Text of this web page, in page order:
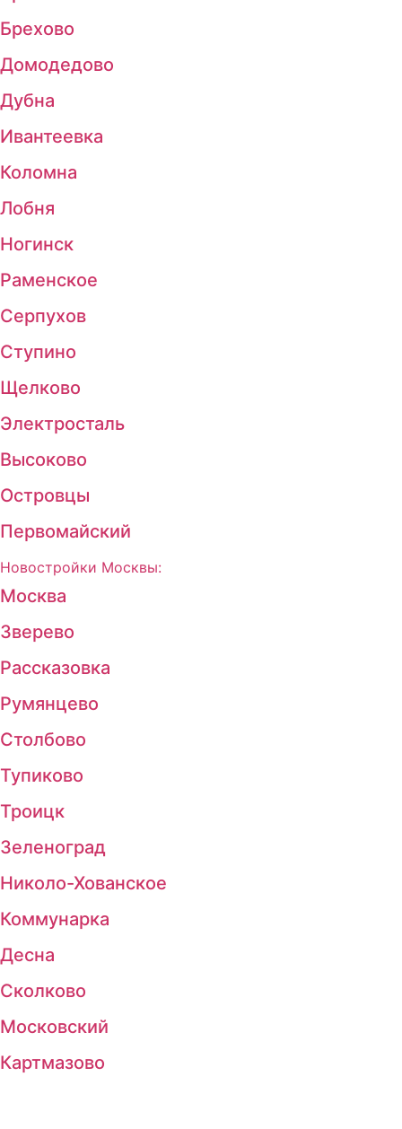
Брехово
Домодедово
Дубна
Ивантеевка
Коломна
Лобня
Ногинск
Раменское
Серпухов
Ступино
Щелково
Электросталь
Высоково
Островцы
Первомайский
Новостройки Москвы:
Москва
Зверево
Рассказовка
Румянцево
Столбово
Тупиково
Троицк
Зеленоград
Николо-Хованское
Коммунарка
Десна
Сколково
Московский
Картмазово